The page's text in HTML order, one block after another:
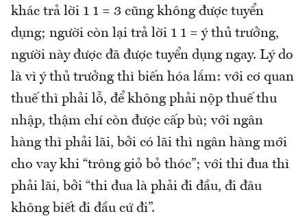
khác trả lời 1 1 = 3 cũng không được tuyển
dụng; người còn lại trả lời 1 1 = ý thủ trưởng,
người này được đã được tuyển dụng ngay. Lý do
là vì ý thủ trưởng thì biến hóa lắm: với cơ quan
thuế thì phải lỗ, để không phải nộp thuế thu
nhập, thậm chí còn được cấp bù; với ngân
hàng thì phải lãi, bởi có lãi thì ngân hàng mới
cho vay khi “trông giỏ bỏ thóc”; với thi đua thì
phải lãi, bởi “thi đua là phải đi đầu, đi đâu
không biết đi đầu cứ đi”.